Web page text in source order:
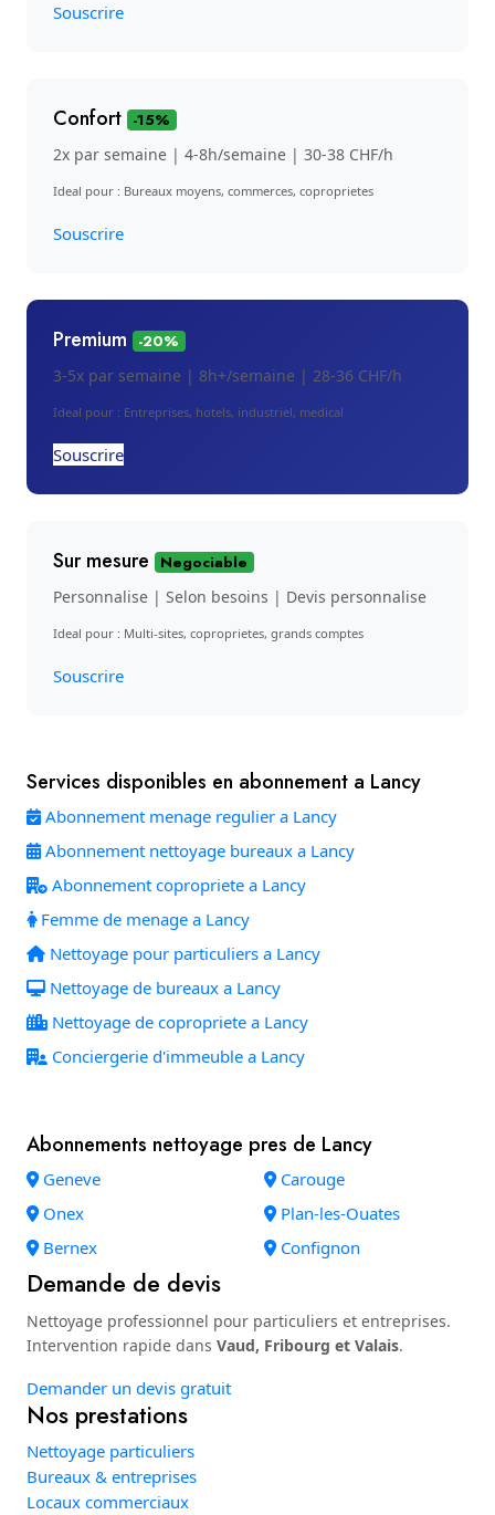
Souscrire
Confort -15%
2x par semaine | 4-8h/semaine | 30-38 CHF/h
Ideal pour : Bureaux moyens, commerces, coproprietes
Souscrire
Premium
-20%
3-5x par semaine | 8h+/semaine | 28-36 CHF/h
Ideal pour : Entreprises, hotels, industriel, medical
Souscrire
Sur mesure
Negociable
Personnalise | Selon besoins | Devis personnalise
Ideal pour : Multi-sites, coproprietes, grands comptes
Souscrire
Services disponibles en abonnement a Lancy
Abonnement menage regulier a Lancy
Abonnement nettoyage bureaux a Lancy
Abonnement copropriete a Lancy
Femme de menage a Lancy
Nettoyage pour particuliers a Lancy
Nettoyage de bureaux a Lancy
Nettoyage de copropriete a Lancy
Conciergerie d'immeuble a Lancy
Abonnements nettoyage pres de Lancy
Geneve
Carouge
Onex
Plan-les-Ouates
Bernex
Confignon
Demande de devis
Nettoyage professionnel pour particuliers et entreprises.
Intervention rapide dans Vaud, Fribourg et Valais.
Demander un devis gratuit
Nos prestations
Nettoyage particuliers
Bureaux & entreprises
Locaux commerciaux